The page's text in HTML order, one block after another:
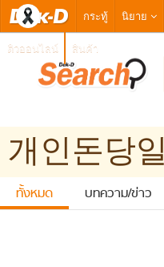
กระทู้ นิยาย
ติวออนไลน์ สินค้า
ทั้งหมด บทความ/ข่าว